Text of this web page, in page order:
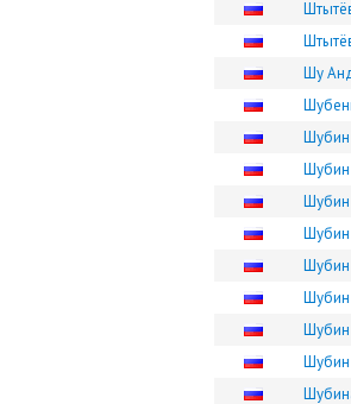
Шу
Шубин
Шубин
Шубин
Шубин